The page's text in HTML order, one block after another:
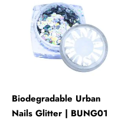
Biodegradable Urban
Nails Glitter | BUNG01